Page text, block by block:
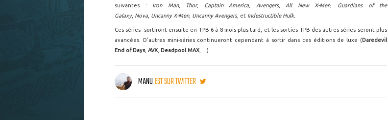
suivantes : Iron Man, Thor, Captain America Avengers, All New X-Men, Guardians of the
Galaxy, Nova Uncanny X-Men, Uncanny Avengers, et Indestructible Hulk.
Ces séries sortiront ensuite en TPB 6 à 8 mois plus tard, et les sorties TPB des autres séries seront plus
avancées. D'autres mini-séries continueront cependant à sortir dans ces éditions de luxe (Daredevil
End of Days, AVX Deadpool MAX , ...).
MANUEST SUR TWITTER